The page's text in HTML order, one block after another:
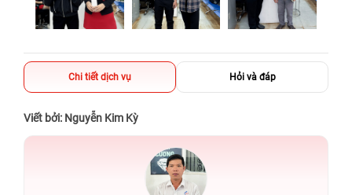
Chi tiết dịch vụ Hỏi và đáp
Viết bởi: Nguyễn Kim Kỳ